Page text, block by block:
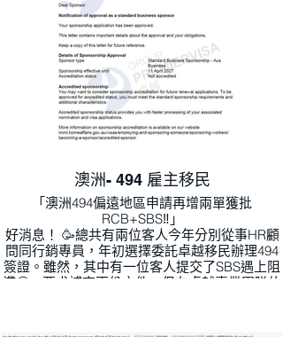
澳洲- 494 雇主移民
「澳洲494偏遠地區申請再增兩單獲批
RCB+SBS‼️」
好消息！ 🥳總共有兩位客人今年分別從事HR顧
問同行銷專員，年初選擇委託卓越移民辦理494
簽證。雖然，其中有一位客人提交了SBS遇上阻
滯🥺，要求補交兩份文件。但在卓越專業團隊的